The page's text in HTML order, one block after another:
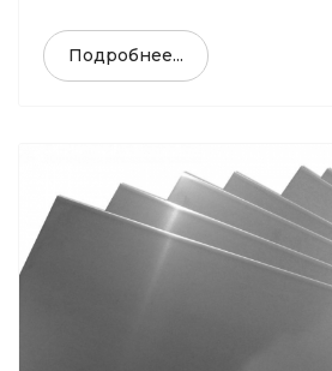
Подробнее...